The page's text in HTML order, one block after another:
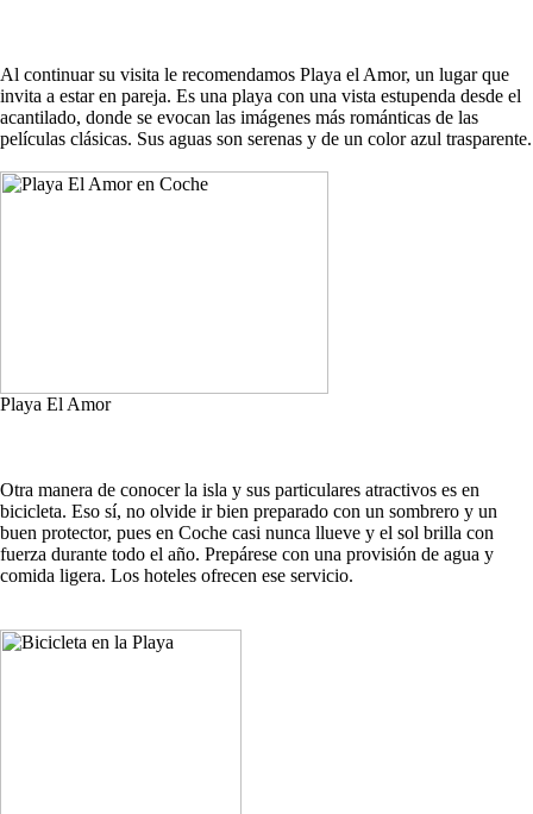
Al continuar su visita le recomendamos Playa el Amor, un lugar que
invita a estar en pareja. Es una playa con una vista estupenda desde el
acantilado, donde se evocan las imágenes más románticas de las
películas clásicas. Sus aguas son serenas y de un color azul trasparente.
Playa El Amor
Otra manera de conocer la isla y sus particulares atractivos es en
bicicleta. Eso sí, no olvide ir bien preparado con un sombrero y un
buen protector, pues en Coche casi nunca llueve y el sol brilla con
fuerza durante todo el año. Prepárese con una provisión de agua y
comida ligera. Los hoteles ofrecen ese servicio.